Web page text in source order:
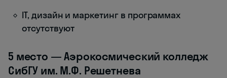
IT, дизайн и маркетинг в программах
отсутствуют
5 место — Аэрокосмический колледж
СибГУ им. М.Ф. Решетнева